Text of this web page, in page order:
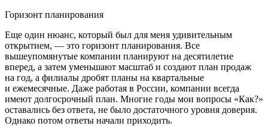
Горизонт планирования
Еще один нюанс, который был для меня удивительным
открытием, — это горизонт планирования. Все
вышеупомянутые компании планируют на десятилетие
вперед, а затем уменьшают масштаб и создают план продаж
на год, а филиалы дробят планы на квартальные
и ежемесячные. Даже работая в России, компании всегда
имеют долгосрочный план. Многие годы мои вопросы «Как?»
оставались без ответа, не было достаточного уровня доверия.
Однако потом ответы начали приходить.